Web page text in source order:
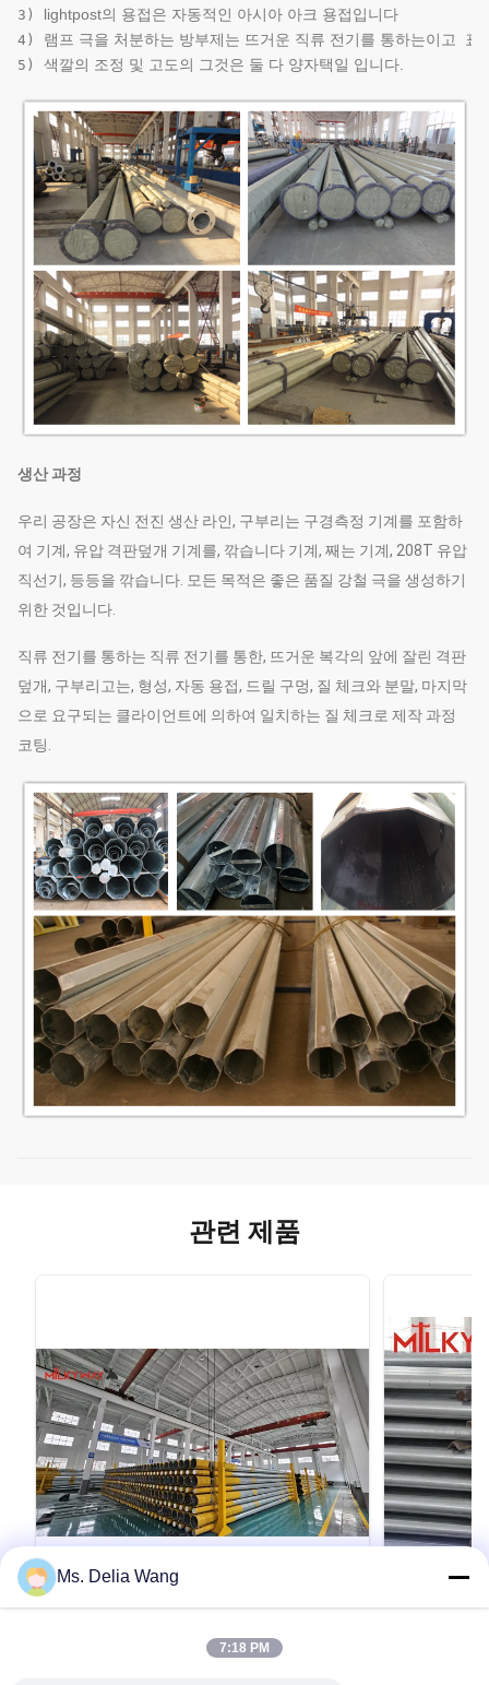
3) lightpost의 용접은 자동적인 아시아 아크 용접입니다
4) 램프 극을 처분하는 방부제는 뜨거운 직류 전기를 통하는이고 표
5) 색깔의 조정 및 고도의 그것은 둘 다 양자택일 입니다.
생산 과정
우리 공장은 자신 전진 생산 라인, 구부리는 구경측정 기계를 포함하
여 기계, 유압 격판덮개 기계를, 깎습니다 기계, 째는 기계, 208T 유압
직선기, 등등을 깎습니다. 모든 목적은 좋은 품질 강철 극을 생성하기
위한 것입니다.
직류 전기를 통하는 직류 전기를 통한, 뜨거운 복각의 앞에 잘린 격판
덮개, 구부리고는, 형성, 자동 용접, 드릴 구멍, 질 체크와 분말, 마지막
으로 요구되는 클라이언트에 의하여 일치하는 질 체크로 제작 과정
코팅.
관련 제품
Tobago Distribution Pole
Ms. Delia Wang
7:18 PM